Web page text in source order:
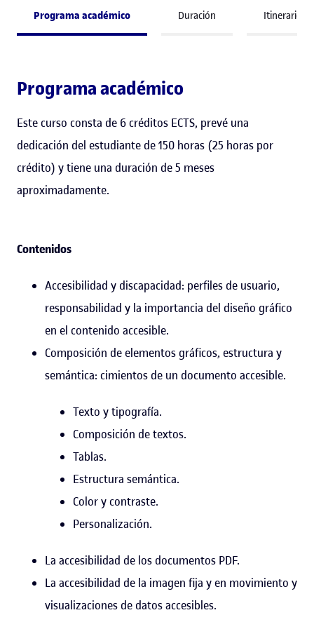
Programa académico Duración Itinerario
Programa académico
Este curso consta de 6 créditos ECTS, prevé una
dedicación del estudiante de 150 horas (25 horas por
crédito) y tiene una duración de 5 meses
aproximadamente.
Contenidos
Accesibilidad y discapacidad: perfiles de usuario,
responsabilidad y la importancia del diseño gráfico
en el contenido accesible.
Composición de elementos gráficos, estructura y
semántica: cimientos de un documento accesible.
Texto y tipografía.
Composición de textos.
Tablas.
Estructura semántica.​
Color y contraste.​
Personalización.​
La accesibilidad de los documentos PDF​.
La accesibilidad de la imagen fija y en movimiento y
visualizaciones de datos accesibles.​